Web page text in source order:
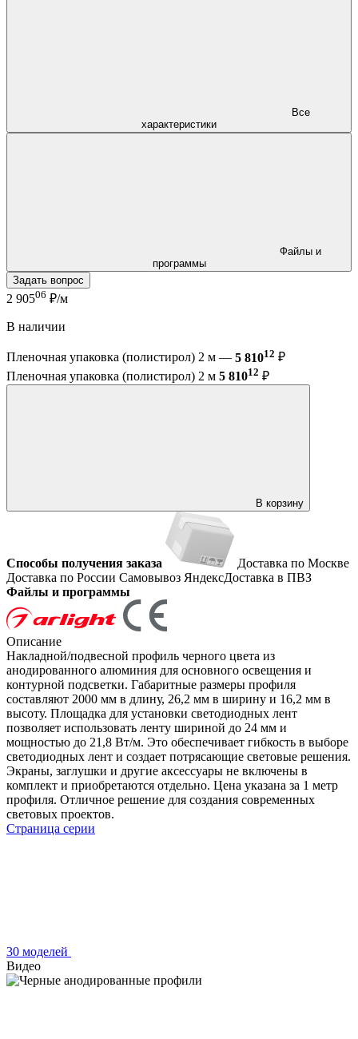
характеристики
программы
Задать вопрос
2 90506 ₽/м
В наличии
Пленочная упаковка (полистирол) 2 м — 5 81012 ₽
Пленочная упаковка (полистирол) 2 м 5 81012 ₽
В корзину
Способы получения заказа
Доставка по Москве
Доставка по России Самовывоз ЯндексДоставка в ПВЗ
Файлы и программы
Описание
Накладной/подвесной профиль черного цвета из
анодированного алюминия для основного освещения и
контурной подсветки. Габаритные размеры профиля
составляют 2000 мм в длину, 26,2 мм в ширину и 16,2 мм в
высоту. Площадка для установки светодиодных лент
позволяет использовать ленту шириной до 24 мм и
мощностью до 21,8 Вт/м. Это обеспечивает гибкость в выборе
светодиодных лент и создает потрясающие световые решения.
Экраны, заглушки и другие аксессуары не включены в
комплект и приобретаются отдельно. Цена указана за 1 метр
профиля. Отличное решение для создания современных
световых проектов.
Страница серии
30 моделей
Видео